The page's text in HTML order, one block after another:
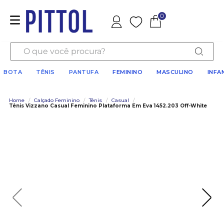
Favoritos
0
O que você procura?
BOTA TÊNIS PANTUFA FEMININO MASCULINO
Home / Calçado Feminino / Tênis / Casual
/
Tênis Vizzano Casual Feminino Plataforma Em Eva 1452.203 Off-White